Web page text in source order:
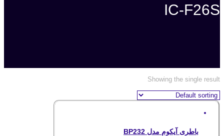
IC-F26S
Showing the single result
باطری آیکوم مدل BP232